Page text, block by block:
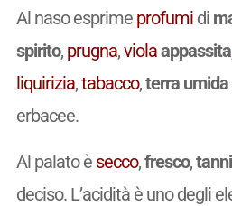
Al naso esprime profumidi
spirito, prugna,violaappassita
liquirizia,tabacco,terra umida
erbacee.
Al palato è secco,fresco,
deciso. L’acidità è uno degli